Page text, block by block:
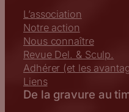
L’association
Notre action
Nous connaître
Revue Del. & Sculp.
Adhérer (et les
Liens
De la gravure au